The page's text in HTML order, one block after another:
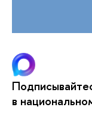
в